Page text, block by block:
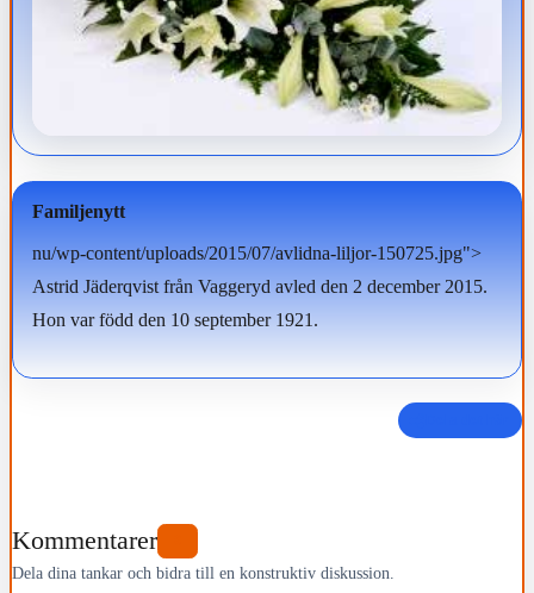
Familjenytt
nu/wp-content/uploads/2015/07/avlidna-liljor-150725.jpg">
Astrid Jäderqvist från Vaggeryd avled den 2 december 2015.
Hon var född den 10 september 1921.
Kommentarer
Dela dina tankar och bidra till en konstruktiv diskussion.